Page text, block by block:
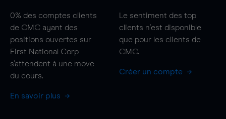
0% des comptes clients
de CMC ayant des
positions ouvertes sur
First National Corp
s'attendent à une move
du cours.
En savoir plus
Le sentiment des top
clients n'est disponible
que pour les clients de
CMC.
Créer un compte